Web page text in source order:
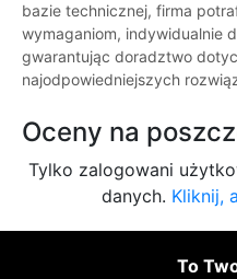
bazie technicznej, firma
wymaganiom, indywidualnie
gwarantując doradztwo
najodpowiedniejszych
Oceny na
Tylko zalogowani
danych. Kliknij,
To